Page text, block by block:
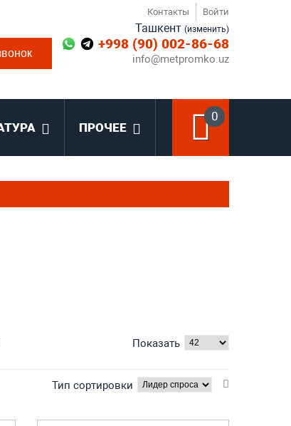
Ташкент (изменить)
+998 (90) 002-86-68
info@metpromko.uz
Контакты Войти
0
ПРОЧЕЕ
Показать
Тип сортировки